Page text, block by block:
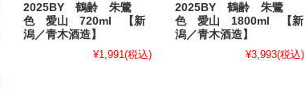
2025BY 鶴齢 朱鷺
色 愛山 720ml 【新
潟／青木酒造】
¥1,991(税込)
2025BY 鶴齢 朱鷺
色 愛山 1800ml 【新
潟／青木酒造】
¥3,993(税込)